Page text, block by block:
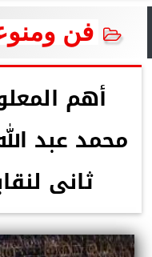
فن
أهم
محمد عبد
ثانى